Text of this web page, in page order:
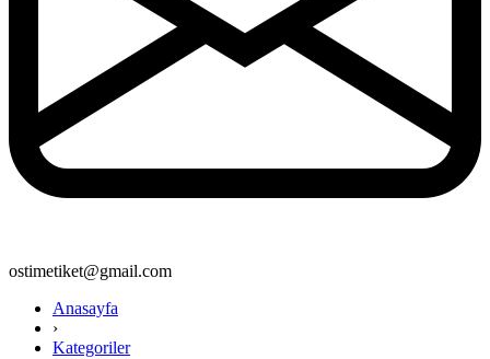
ostimetiket@gmail.com
Anasayfa
›
Kategoriler